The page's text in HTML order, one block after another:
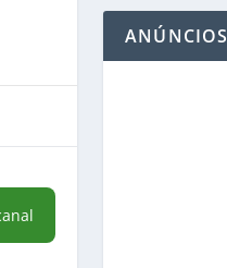
ANÚNCIOS